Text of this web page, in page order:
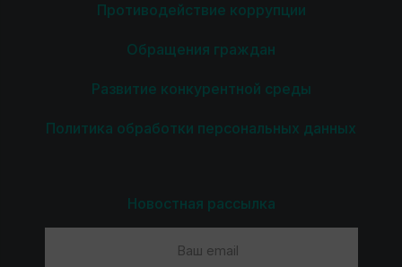
Противодействие коррупции
Обращения граждан
Развитие конкурентной среды
Политика обработки персональных данных
Новостная рассылка